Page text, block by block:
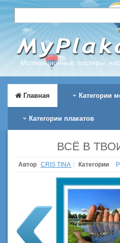
Мотивационные постеры,
Главная Категории
Категории плакатов
ВСЁ В
Автор CRIS TINA Категории